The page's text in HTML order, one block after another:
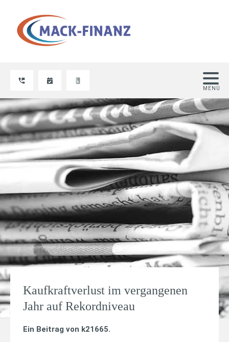
Kaufkraftverlust im vergangenen
Jahr auf Rekordniveau
Ein Beitrag von k21665.